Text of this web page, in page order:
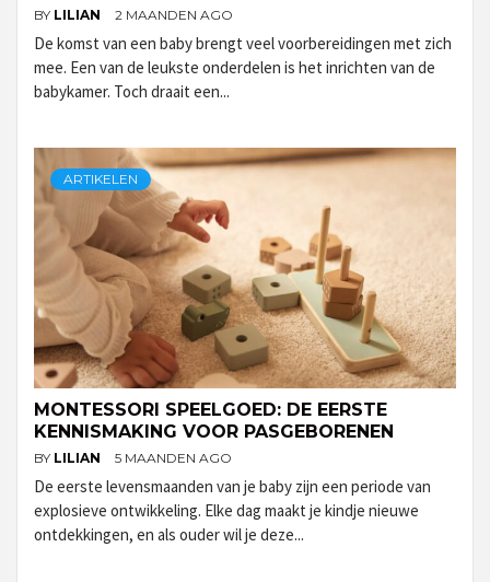
BY LILIAN 2 MAANDEN AGO
De komst van een baby brengt veel voorbereidingen met zich
mee. Een van de leukste onderdelen is het inrichten van de
babykamer. Toch draait een...
ARTIKELEN
MONTESSORI SPEELGOED: DE EERSTE
KENNISMAKING VOOR PASGEBORENEN
BY LILIAN 5 MAANDEN AGO
De eerste levensmaanden van je baby zijn een periode van
explosieve ontwikkeling. Elke dag maakt je kindje nieuwe
ontdekkingen, en als ouder wil je deze...